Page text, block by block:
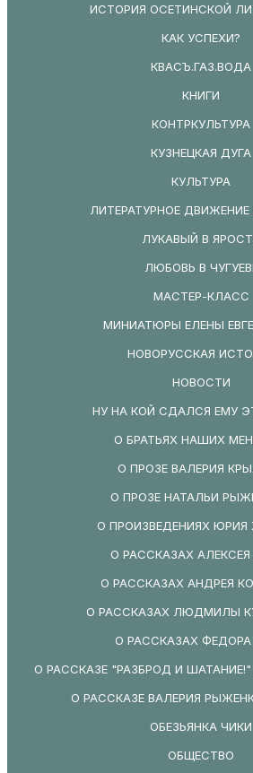
ИСТОРИЯ ОСЕТИНСКОЙ
КАК УСПЕХИ?
КВАСЪ.ГАЗ.ВОДА
КНИГИ
КОНТРКУЛЬТУРА
КУЗНЕЦКАЯ ДУГА
КУЛЬТУРА
ЛИТЕРАТУРНОЕ
ЛУКАВЫЙ В
ЛЮБОВЬ В
МАСТЕР-КЛАСС
МИНИАТЮРЫ ЕЛЕНЫ
НОВОРУССКАЯ
НОВОСТИ
НУ НА КОЙ СДАЛСЯ ЕМУ
О БРАТЬЯХ НАШИХ
О ПРОЗЕ ВАЛЕРИЯ
О ПРОЗЕ НАТАЛЬИ
О ПРОИЗВЕДЕНИЯХ ЮРИЯ
О РАССКАЗАХ АЛЕКСЕЯ
О РАССКАЗАХ АНДРЕЯ
О РАССКАЗАХ ЛЮДМИЛЫ
О РАССКАЗАХ
О РАССКАЗЕ "РАЗБРОД И
О РАССКАЗЕ ВАЛЕРИЯ
ОБЕЗЬЯНКА ЧИКИ
ОБЩЕСТВО